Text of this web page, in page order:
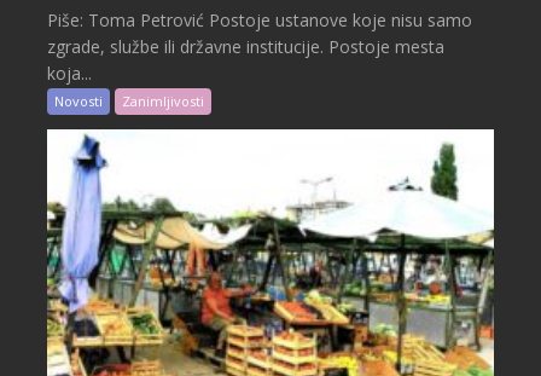
Piše: Toma Petrović Postoje ustanove koje nisu samo
zgrade, službe ili državne institucije. Postoje mesta
koja...
Novosti Zanimljivosti